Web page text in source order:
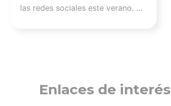
las redes sociales este verano. Lo
calor cada vez más insoportable
de la época estival. Habitamos un
Enlaces de interés